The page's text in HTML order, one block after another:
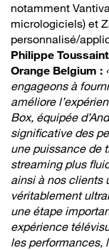
notamment
micrologiciels) et
personnalisé/
Philippe
Orange Belgium :
engageons à
améliore
Box, équipée
significative des
une puissance de
streaming plus
ainsi à nos clients
véritablement
une étape
expérience
les performances,